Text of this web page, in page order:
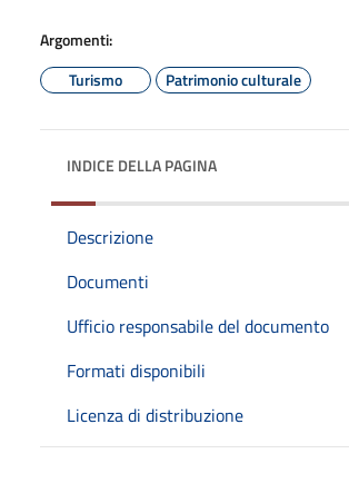
Argomenti:
Turismo
Patrimonio culturale
INDICE DELLA PAGINA
Descrizione
Documenti
Ufficio responsabile del documento
Formati disponibili
Licenza di distribuzione